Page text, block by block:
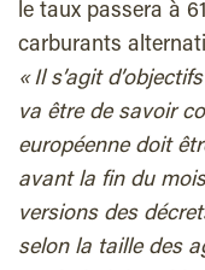
le taux passera à
carburants
« Il s’agit
va être de savoir
européenne doit
avant la fin du
versions des
selon la taille des